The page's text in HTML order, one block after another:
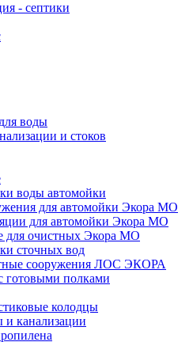
- септики
воды
и стоков
воды автомойки
для автомойки Экора МО
для автомойки Экора МО
для очистных Экора МО
сточных вод
сооружения ЛОС ЭКОРА
готовыми полками
колодцы
канализации